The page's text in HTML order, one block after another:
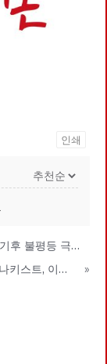
인쇄
[미래에서 온 편지 39호] 도서 : 기후 위기와 기후 불평등 극복을 위한 투쟁
[미래에서 온 편지 39호] 사람 : 질문을 품은 아나키스트, 이현우
»